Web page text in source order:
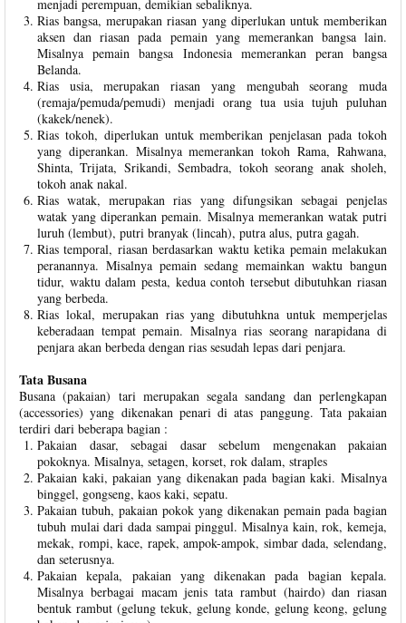
menjadi perempuan, demikian sebaliknya.
Rias bangsa, merupakan riasan yang diperlukan untuk memberikan
aksen dan riasan pada pemain yang memerankan bangsa lain.
Misalnya pemain bangsa Indonesia memerankan peran bangsa
Belanda.
Rias usia, merupakan riasan yang mengubah seorang muda
(remaja/pemuda/pemudi) menjadi orang tua usia tujuh puluhan
(kakek/nenek).
Rias tokoh, diperlukan untuk memberikan penjelasan pada tokoh
yang diperankan. Misalnya memerankan tokoh Rama, Rahwana,
Shinta, Trijata, Srikandi, Sembadra, tokoh seorang anak sholeh,
tokoh anak nakal.
Rias watak, merupakan rias yang difungsikan sebagai penjelas
watak yang diperankan pemain. Misalnya memerankan watak putri
luruh (lembut), putri branyak (lincah), putra alus, putra gagah.
Rias temporal, riasan berdasarkan waktu ketika pemain melakukan
peranannya. Misalnya pemain sedang memainkan waktu bangun
tidur, waktu dalam pesta, kedua contoh tersebut dibutuhkan riasan
yang berbeda.
Rias lokal, merupakan rias yang dibutuhkna untuk memperjelas
keberadaan tempat pemain. Misalnya rias seorang narapidana di
penjara akan berbeda dengan rias sesudah lepas dari penjara.
Tata Busana
Busana (pakaian) tari merupakan segala sandang dan perlengkapan
(accessories) yang dikenakan penari di atas panggung. Tata pakaian
terdiri dari beberapa bagian :
Pakaian dasar, sebagai dasar sebelum mengenakan pakaian
pokoknya. Misalnya, setagen, korset, rok dalam, straples
Pakaian kaki, pakaian yang dikenakan pada bagian kaki. Misalnya
binggel, gongseng, kaos kaki, sepatu.
Pakaian tubuh, pakaian pokok yang dikenakan pemain pada bagian
tubuh mulai dari dada sampai pinggul. Misalnya kain, rok, kemeja,
mekak, rompi, kace, rapek, ampok-ampok, simbar dada, selendang,
dan seterusnya.
Pakaian kepala, pakaian yang dikenakan pada bagian kepala.
Misalnya berbagai macam jenis tata rambut (hairdo) dan riasan
bentuk rambut (gelung tekuk, gelung konde, gelung keong, gelung